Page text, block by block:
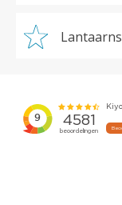
Lantaarns